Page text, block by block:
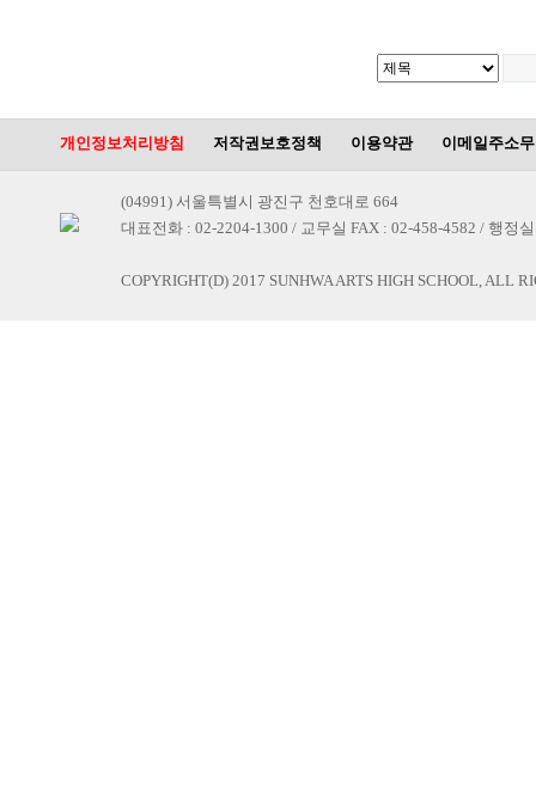
개인정보처리방침 저작권보호정책 이용약관 이메일주소
(04991) 서울특별시 광진구 천호대로 664
대표전화 : 02-2204-1300 / 교무실 FAX : 02-458-4582 / 행정
COPYRIGHT(D) 2017 SUNHWA ARTS HIGH SCHOOL, ALL